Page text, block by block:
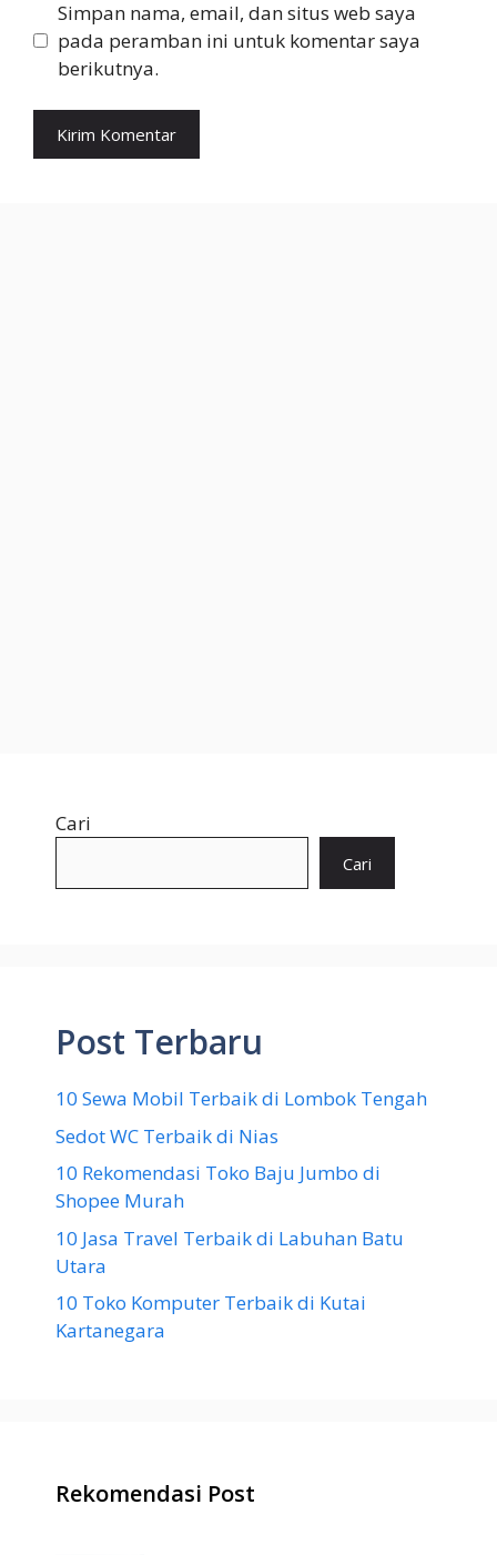
Simpan nama, email, dan situs web saya
pada peramban ini untuk komentar saya
berikutnya.
Cari
Cari
Post Terbaru
10 Sewa Mobil Terbaik di Lombok Tengah
Sedot WC Terbaik di Nias
10 Rekomendasi Toko Baju Jumbo di
Shopee Murah
10 Jasa Travel Terbaik di Labuhan Batu
Utara
10 Toko Komputer Terbaik di Kutai
Kartanegara
Rekomendasi Post